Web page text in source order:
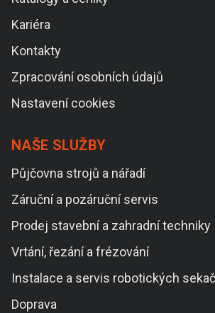
Kariéra
Kontakty
Zpracování osobních údajů
Nastavení cookies
NAŠE SLUŽBY
Půjčovna strojů a nářadí
Záruční a pozáruční servis
Prodej stavební a zahradní techniky
Vrtání, řezání a frézování
Instalace a servis robotických
Doprava